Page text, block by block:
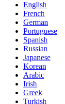
English
French
German
Portuguese
Spanish
Russian
Japanese
Korean
Arabic
Irish
Greek
Turkish